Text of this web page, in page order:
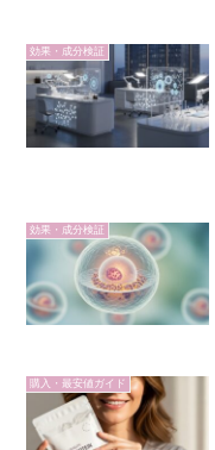
効果・成分検証
効果・成分検証
購入・最安値ガイド